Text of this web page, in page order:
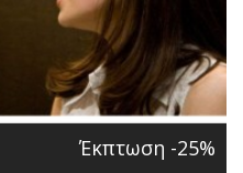
Έκπτωση -25%